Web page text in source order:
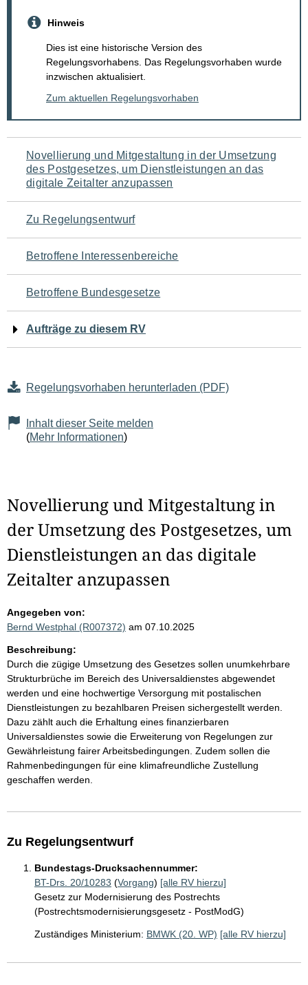
Hinweis
Dies ist eine historische Version des
Regelungsvorhabens. Das Regelungsvorhaben wurde
inzwischen aktualisiert.
Zum aktuellen Regelungsvorhaben
Navigation
für
den
Seiteninhalt
Novellierung und Mitgestaltung in der Umsetzung
des Postgesetzes, um Dienstleistungen an das
digitale Zeitalter anzupassen
Zu Regelungsentwurf
Betroffene Interessenbereiche
Betroffene Bundesgesetze
Aufträge zu diesem RV
Regelungsvorhaben herunterladen (PDF)
Inhalt dieser Seite melden
(Mehr Informationen)
Novellierung und Mitgestaltung in
der Umsetzung des Postgesetzes, um
Dienstleistungen an das digitale
Zeitalter anzupassen
Angegeben von:
Bernd Westphal (R007372) am 07.10.2025
Beschreibung:
Durch die zügige Umsetzung des Gesetzes sollen unumkehrbare
Strukturbrüche im Bereich des Universaldienstes abgewendet
werden und eine hochwertige Versorgung mit postalischen
Dienstleistungen zu bezahlbaren Preisen sichergestellt werden.
Dazu zählt auch die Erhaltung eines finanzierbaren
Universaldienstes sowie die Erweiterung von Regelungen zur
Gewährleistung fairer Arbeitsbedingungen. Zudem sollen die
Rahmenbedingungen für eine klimafreundliche Zustellung
geschaffen werden.
Zu Regelungsentwurf
Bundestags-Drucksachennummer:
BT-Drs. 20/10283 (Vorgang) [alle RV hierzu]
Gesetz zur Modernisierung des Postrechts
(Postrechtsmodernisierungsgesetz - PostModG)
Zuständiges Ministerium: BMWK (20. WP) [alle RV hierzu]